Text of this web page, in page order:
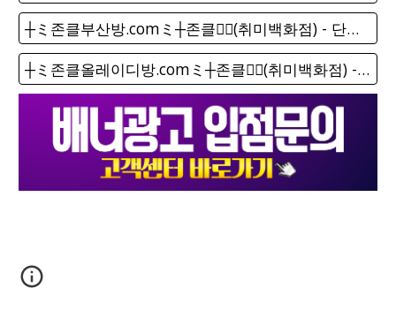
┼ミ존클부산방.comミ┼존클❤️‍🔥(취미백화점) - 단톡방
┼ミ존클올레이디방.comミ┼존클❤️‍🔥(취미백화점) - 단톡방